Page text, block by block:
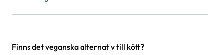
Finns det veganska alternativ till kött?